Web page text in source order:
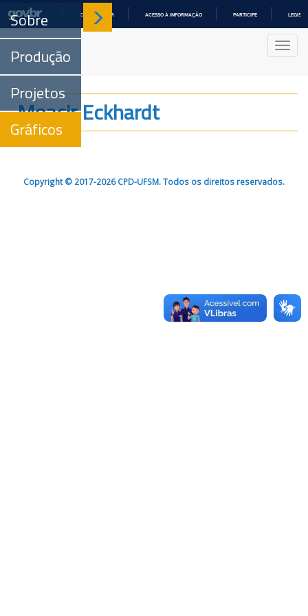
COMUNICA BR ACESSO À INFORMAÇÃO PARTICIPE
Sobre
Produção
Projetos
Gráficos
Moacir Eckhardt
Copyright © 2017-2026 CPD-UFSM. Todos os direitos reservados.